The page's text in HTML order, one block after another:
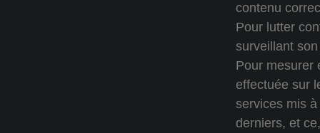
contenu
Pour lutter
surveillant
Pour mesurer
effectuée sur
services mis
derniers, et